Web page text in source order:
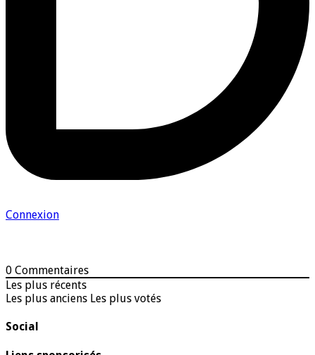
Connexion
0 Commentaires
Les plus récents
Les plus anciens Les plus votés
Social